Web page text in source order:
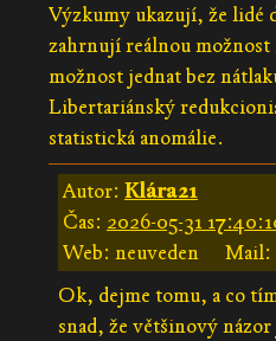
Výzkumy ukazují, že lidé
zahrnují reálnou možnost
možnost jednat bez
Libertariánský
statistická anomálie.
Autor: Klára21
Čas: 2026-05-31
Web: neuveden
Mail:
Ok, dejme tomu, a co
snad, že většinový